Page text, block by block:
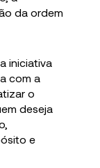
da ordem
iniciativa
com a
o
deseja
e